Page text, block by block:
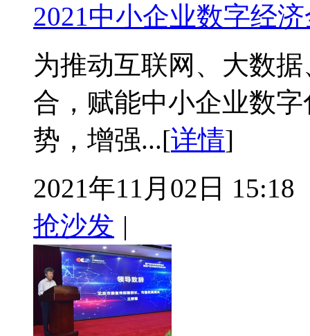
2021中小企业数字经
为推动互联网、大数
合，赋能中小企业数
势，增强...[详情]
2021年11月02日 15:18
抢沙发 |